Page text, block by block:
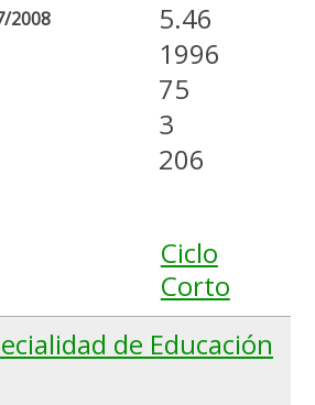
2008
5.46
1996
75
3
206
Ciclo
Corto
de Educación